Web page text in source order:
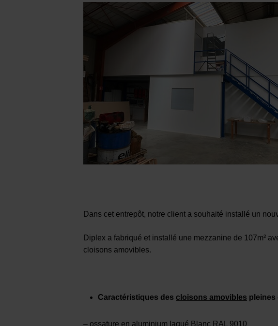
Dans cet entrepôt, notre client a souhaité installé un
Diplex a fabriqué et installé une mezzanine de 107m²
cloisons amovibles.
Caractéristiques des cloisons amovibles pleines
– ossature en aluminium laqué Blanc RAL 9010